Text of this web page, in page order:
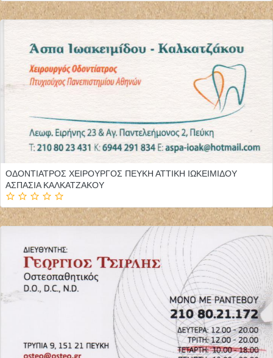
ΟΔΟΝΤΙΑΤΡΟΣ ΧΕΙΡΟΥΡΓΟΣ ΠΕΥΚΗ ΑΤΤΙΚΗ ΙΩΚΕΙΜΙΔΟΥ
ΑΣΠΑΣΙΑ ΚΑΛΚΑΤΖΑΚΟΥ